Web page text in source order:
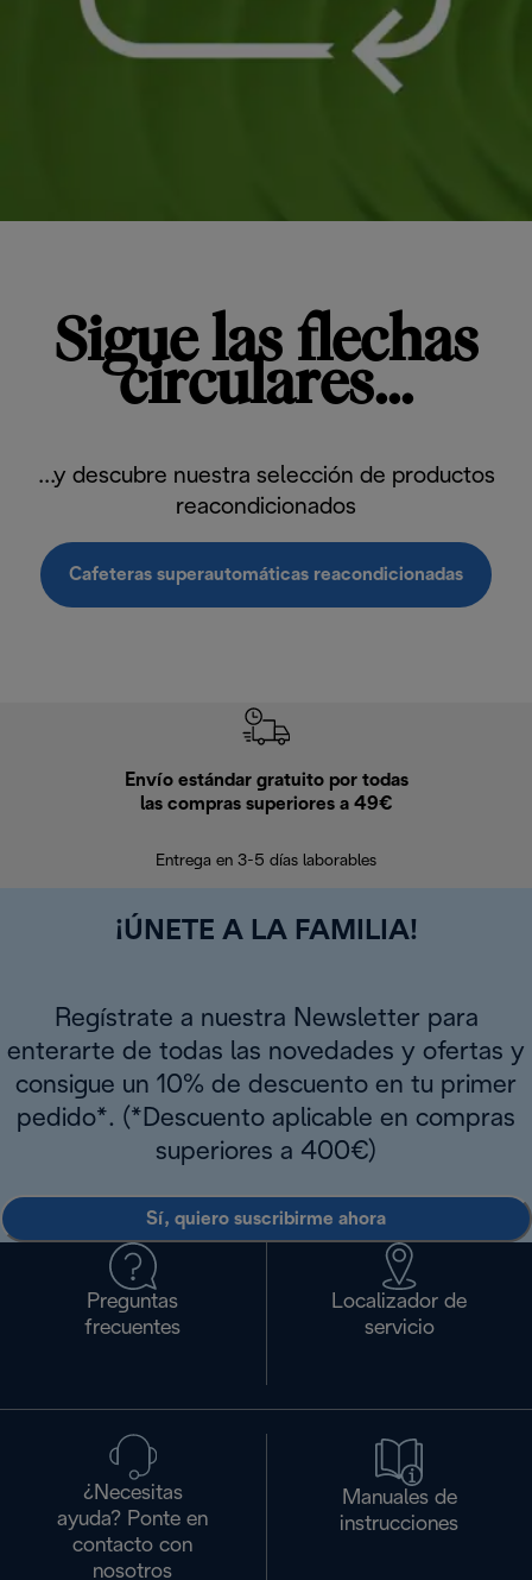
Sigue las flechas
circulares...
...y descubre nuestra selección de productos
reacondicionados
Cafeteras superautomáticas reacondicionadas
Envío estándar gratuito por todas
las compras superiores a 49€
Entrega en 3-5 días laborables
¡ÚNETE A LA FAMILIA!
Regístrate a nuestra Newsletter para
enterarte de todas las novedades y ofertas y
consigue un 10% de descuento en tu primer
pedido*. (*Descuento aplicable en compras
superiores a 400€)
Sí, quiero suscribirme ahora
Preguntas
frecuentes
Localizador de
servicio
¿Necesitas
ayuda? Ponte en
contacto con
nosotros
Manuales de
instrucciones